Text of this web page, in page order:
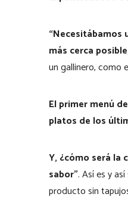
“Necesitábamos
más cerca
un gallinero, como
El primer menú
platos de los
Y, ¿cómo será la
sabor”. Así es y
producto sin